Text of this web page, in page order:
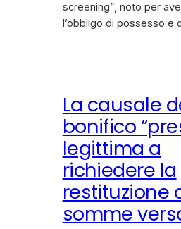
screening”, noto per
l’obbligo di possesso e
La causale
bonifico
legittima a
richiedere la
restituzione
somme